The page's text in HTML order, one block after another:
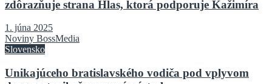
zdôrazňuje strana Hlas, ktorá podporuje Kažimíra
1. júna 2025
Noviny BossMedia
Slovensko
Unikajúceho bratislavského vodiča pod vplyvom